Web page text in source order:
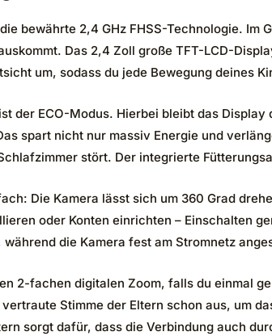
bewährte 2,4 GHz FHSS-Technologie.
Das 2,4 Zoll große TFT-LCD-
um, sodass du jede Bewegung deines
der ECO-Modus. Hierbei bleibt das
spart nicht nur massiv Energie und
stört. Der integrierte
Die Kamera lässt sich um 360 Grad
oder Konten einrichten – Einschalten
die Kamera fest am Stromnetz
2-fachen digitalen Zoom, falls du einmal
Stimme der Eltern schon aus, um
sorgt dafür, dass die Verbindung auch